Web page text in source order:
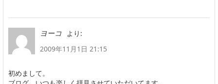
ヨーコ
より:
2009年11月1日 21:15
初めまして。